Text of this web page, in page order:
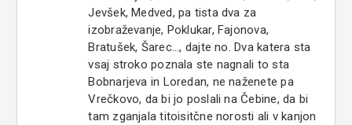
Jevšek, Medved, pa tista dva za
izobraževanje, Poklukar, Fajonova,
Bratušek, Šarec..., dajte no. Dva katera sta
vsaj stroko poznala ste nagnali to sta
Bobnarjeva in Loredan, ne naženete pa
Vrečkovo, da bi jo poslali na Čebine, da bi
tam zganjala titoisitčne norosti ali v kanjon